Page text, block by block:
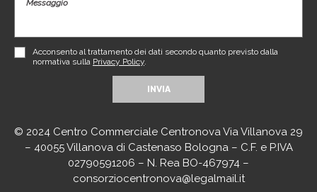
Acconsento al trattamento dei dati secondo quanto previsto dalla
normativa sulla Privacy Policy
© 2024 Centro Commerciale Centronova Via Villanova 29
– 40055 Villanova di Castenaso Bologna – C.F. e P.IVA
02790591206 – N. Rea BO-467974 –
consorziocentronova@legalmail.it